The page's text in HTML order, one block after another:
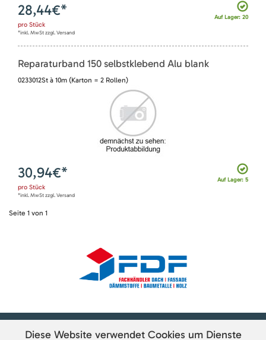
Auf Lager: 20
28,44€*
pro Stück
*inkl. MwSt zzgl. Versand
Reparaturband 150 selbstklebend Alu blank
0233012St à 10m (Karton = 2 Rollen)
Auf Lager: 5
30,94€*
pro Stück
*inkl. MwSt zzgl. Versand
Seite 1 von 1
Diese Website verwendet Cookies um Dienste